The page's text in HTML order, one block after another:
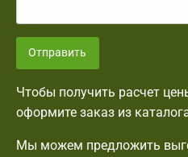
Отправить
Чтобы получить расчет
оформите заказ из
Мы можем предложить